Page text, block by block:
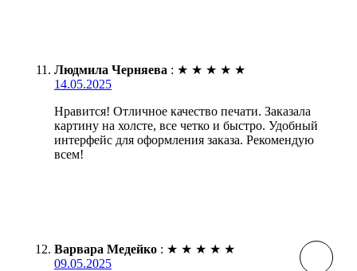
Людмила Черняева : ★ ★ ★ ★ ★
14.05.2025
Нравится! Отличное качество печати. Заказала
картину на холсте, все четко и быстро. Удобный
интерфейс для оформления заказа. Рекомендую
всем!
Варвара Медейко : ★ ★ ★ ★ ★
09.05.2025